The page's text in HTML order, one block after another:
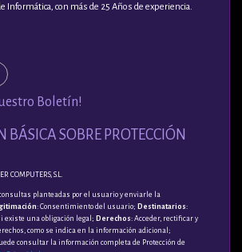
Informática, con más de 25 Años de experiencia.
Boletín!
BÁSICA SOBRE PROTECCIÓN
COMPUTERS, S.L.
planteadas por el usuario y enviarle la
: Consentimiento del usuario; Destinatarios:
existe una obligación legal; Derechos: Acceder, rectificar y
como se indica en la información adicional;
consultar la información completa de Protección de